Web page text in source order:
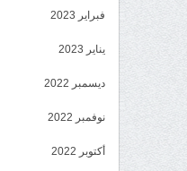
فبراير 2023
يناير 2023
ديسمبر 2022
نوفمبر 2022
أكتوبر 2022